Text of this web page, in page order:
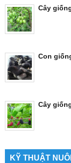
Cây
Con
Cây
KỸ THUẬT